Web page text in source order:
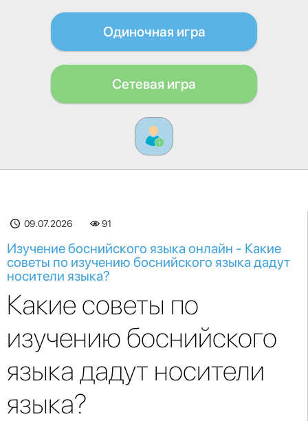
Одиночная игра
Сетевая игра
09.07.2026 91
Изучение боснийского языка онлайн - Какие
советы по изучению боснийского языка дадут
носители языка?
Какие советы по
изучению боснийского
языка дадут носители
языка?